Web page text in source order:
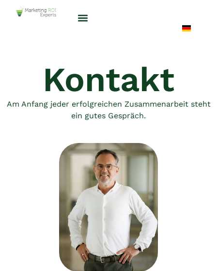
Kontakt
Am Anfang jeder erfolgreichen Zusammenarbeit steht
ein gutes Gespräch.